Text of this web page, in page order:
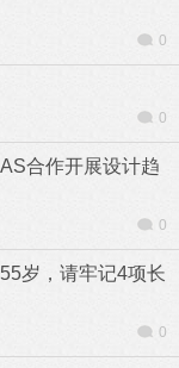
0
0
合作开展设计趋
0
岁，请牢记4项长
0